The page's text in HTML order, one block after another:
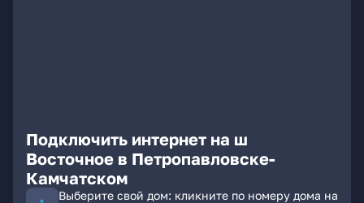
Подключить интернет на ш
Восточное в Петропавловске-
Камчатском
Выберите свой дом: кликните по номеру дома на